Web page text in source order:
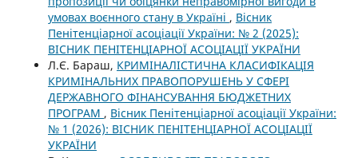
умовах воєнного стану в Україні , Вісник
Пенітенціарної асоціації України: № 2 (2025):
ВІСНИК ПЕНІТЕНЦІАРНОЇ АСОЦІАЦІЇ УКРАЇНИ
Л.Є. Бараш, КРИМІНАЛІСТИЧНА КЛАСИФІКАЦІЯ
КРИМІНАЛЬНИХ ПРАВОПОРУШЕНЬ У СФЕРІ
ДЕРЖАВНОГО ФІНАНСУВАННЯ БЮДЖЕТНИХ
ПРОГРАМ , Вісник Пенітенціарної асоціації України:
№ 1 (2026): ВІСНИК ПЕНІТЕНЦІАРНОЇ АСОЦІАЦІЇ
УКРАЇНИ